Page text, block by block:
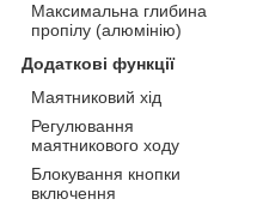
Максимальна глибина
пропілу (алюмінію)
Додаткові функції
Маятниковий хід
Регулювання
маятникового ходу
Блокування кнопки
включення